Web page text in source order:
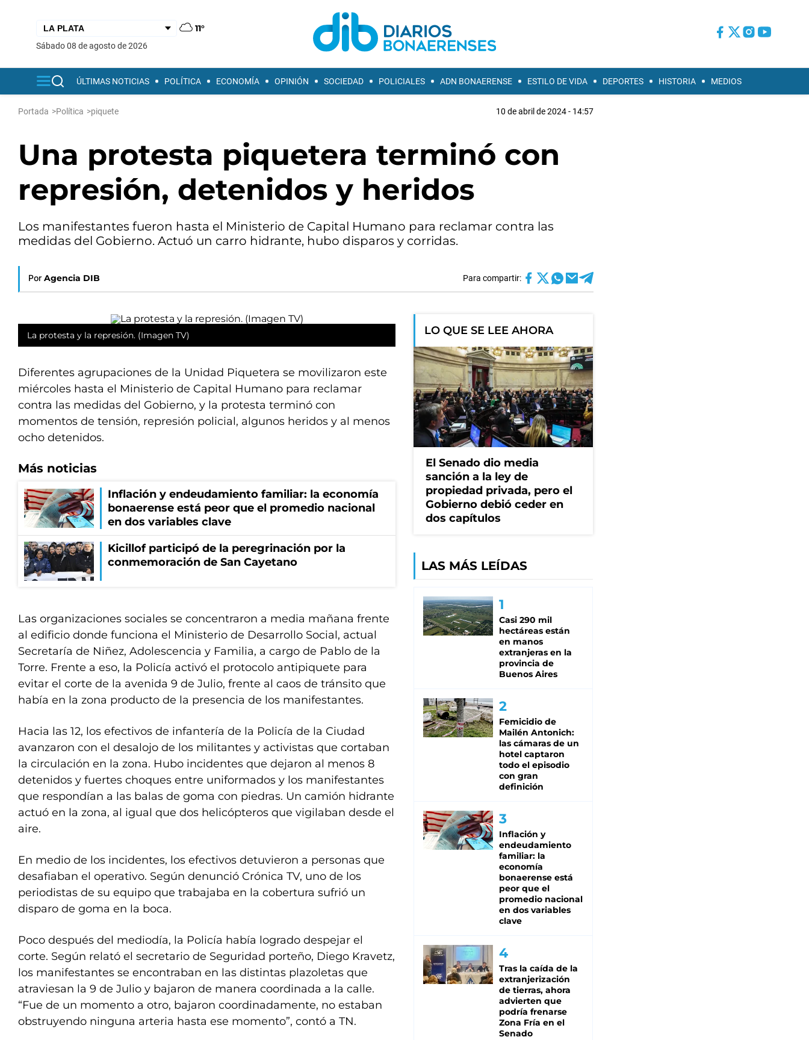
11°
sábado 08 de agosto de 2026
ÚLTIMAS NOTICIAS POLÍTICA ECONOMÍA OPINIÓN SOCIEDAD POLICIALES ADN BONAERENSE ESTILO DE VIDA DEPORTES HISTORIA MEDIOS
Portada >Política >piquete 10 de abril de 2024 - 14:57
Una protesta piquetera terminó con
represión, detenidos y heridos
Los manifestantes fueron hasta el Ministerio de Capital Humano para reclamar contra las
medidas del Gobierno. Actuó un carro hidrante, hubo disparos y corridas.
Por Agencia DIB Para compartir:
La protesta y la represión. (Imagen TV)
Diferentes agrupaciones de la Unidad Piquetera se movilizaron este
miércoles hasta el Ministerio de Capital Humano para reclamar
contra las medidas del Gobierno, y la protesta terminó con
momentos de tensión, represión policial, algunos heridos y al menos
ocho detenidos.
Más noticias
Inflación y endeudamiento familiar: la economía
bonaerense está peor que el promedio nacional
en dos variables clave
Kicillof participó de la peregrinación por la
conmemoración de San Cayetano
Las organizaciones sociales se concentraron a media mañana frente
al edificio donde funciona el Ministerio de Desarrollo Social, actual
Secretaría de Niñez, Adolescencia y Familia, a cargo de Pablo de la
Torre. Frente a eso, la Policía activó el protocolo antipiquete para
evitar el corte de la avenida 9 de Julio, frente al caos de tránsito que
había en la zona producto de la presencia de los manifestantes.
Hacia las 12, los efectivos de infantería de la Policía de la Ciudad
avanzaron con el desalojo de los militantes y activistas que cortaban
la circulación en la zona. Hubo incidentes que dejaron al menos 8
detenidos y fuertes choques entre uniformados y los manifestantes
que respondían a las balas de goma con piedras. Un camión hidrante
actuó en la zona, al igual que dos helicópteros que vigilaban desde el
aire.
En medio de los incidentes, los efectivos detuvieron a personas que
desafiaban el operativo. Según denunció Crónica TV, uno de los
periodistas de su equipo que trabajaba en la cobertura sufrió un
disparo de goma en la boca.
Poco después del mediodía, la Policía había logrado despejar el
corte. Según relató el secretario de Seguridad porteño, Diego Kravetz,
los manifestantes se encontraban en las distintas plazoletas que
atraviesan la 9 de Julio y bajaron de manera coordinada a la calle.
“Fue de un momento a otro, bajaron coordinadamente, no estaban
obstruyendo ninguna arteria hasta ese momento”, contó a TN.
LO QUE SE LEE AHORA
El Senado dio media
sanción a la ley de
propiedad privada, pero el
Gobierno debió ceder en
dos capítulos
LAS MÁS LEÍDAS
Casi 290 mil
hectáreas están
en manos
extranjeras en la
provincia de
Buenos Aires
Femicidio de
Mailén Antonich:
las cámaras de un
hotel captaron
todo el episodio
con gran
definición
Inflación y
endeudamiento
familiar: la
economía
bonaerense está
peor que el
promedio nacional
en dos variables
clave
Tras la caída de la
extranjerización
de tierras, ahora
advierten que
podría frenarse
Zona Fría en el
Senado